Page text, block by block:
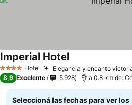
4 EstrellasHotel Elegancia y encanto
Imperial Hotel
8,9 Excelente 5.928
Seleccioná las fechas para ver los